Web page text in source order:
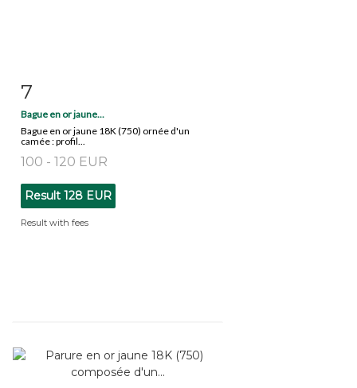
7
Bague en or jaune...
Bague en or jaune 18K (750) ornée d'un
camée : profil...
100 - 120 EUR
Result 128 EUR
Result with fees